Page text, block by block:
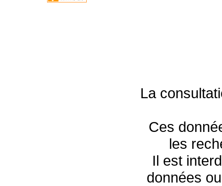
La
Ces
les
Il est
données